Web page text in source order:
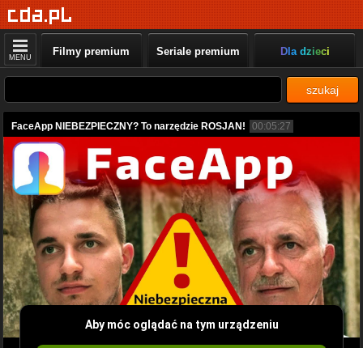
MENU Filmy premium Seriale premium Dla dzieci
szukaj
FaceApp NIEBEZPIECZNY? To narzędzie ROSJAN! 00:05:27
Aby móc oglądać na tym urządzeniu